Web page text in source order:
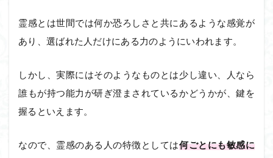
霊感とは世間では何か恐ろしさと共にあるような感覚が
あり、選ばれた人だけにある力のようにいわれます。
しかし、実際にはそのようなものとは少し違い、人なら
誰もが持つ能力が研ぎ澄まされているかどうかが、鍵を
握るといえます。
なので、霊感のある人の特徴としては何ごとにも敏感に